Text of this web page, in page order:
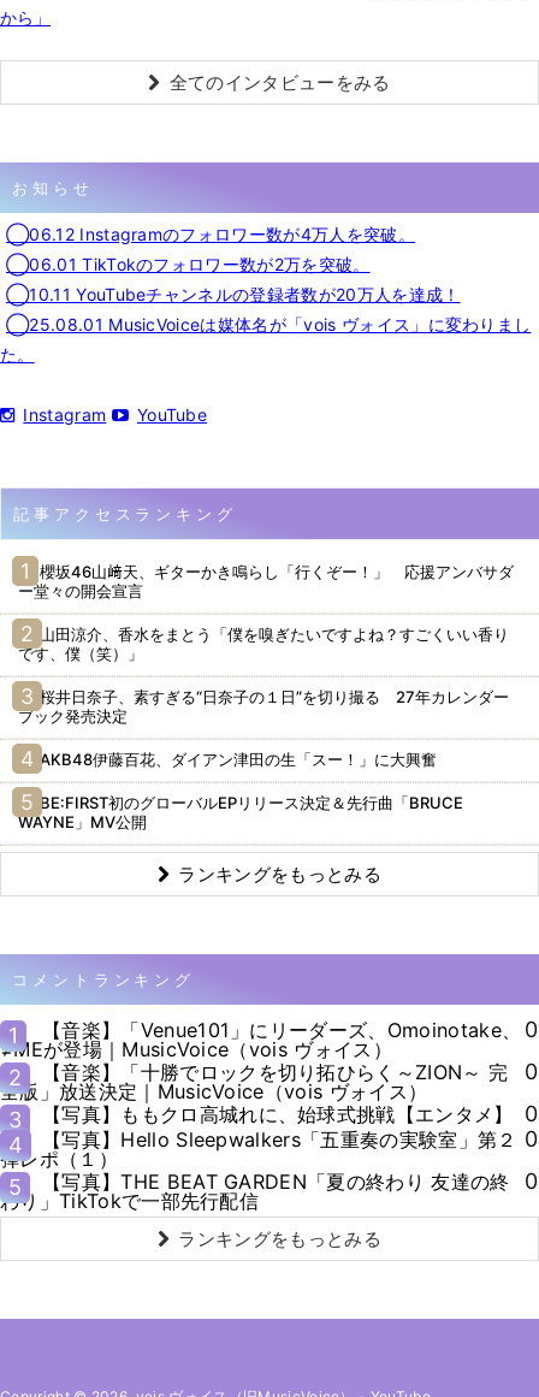
から」
全てのインタビューをみる
お知らせ
◯06.12 Instagramのフォロワー数が4万人を突破。
◯06.01 TikTokのフォロワー数が2万を突破。
◯10.11 YouTubeチャンネルの登録者数が20万人を達成！
◯25.08.01 MusicVoiceは媒体名が「vois ヴォイス」に変わりまし
た。
Instagram YouTube
記事アクセスランキング
櫻坂46山﨑天、ギターかき鳴らし「行くぞー！」 応援アンバサダ
ー堂々の開会宣言
山田涼介、香水をまとう「僕を嗅ぎたいですよね？すごくいい香り
です、僕（笑）」
桜井日奈子、素すぎる“日奈子の１日”を切り撮る 27年カレンダー
ブック発売決定
AKB48伊藤百花、ダイアン津田の生「スー！」に大興奮
BE:FIRST初のグローバルEPリリース決定＆先行曲「BRUCE
WAYNE」MV公開
ランキングをもっとみる
コメントランキング
1
【音楽】「Venue101」にリーダーズ、Omoinotake、
≠MEが登場｜MusicVoice（vois ヴォイス）
0
2
【音楽】「十勝でロックを切り拓ひらく～ZION～ 完
全版」放送決定｜MusicVoice（vois ヴォイス）
0
3
【写真】ももクロ高城れに、始球式挑戦【エンタメ】
0
4
【写真】Hello Sleepwalkers「五重奏の実験室」第２
弾レポ（１）
0
5
【写真】THE BEAT GARDEN「夏の終わり 友達の終
わり」TikTokで一部先行配信
0
ランキングをもっとみる